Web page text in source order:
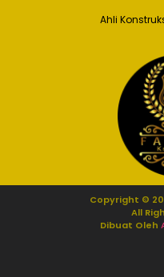
Ahli
Copyright ©
All
Dibuat Oleh